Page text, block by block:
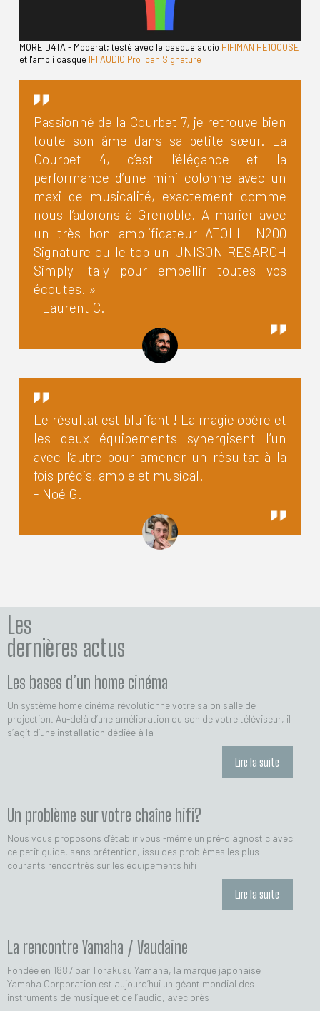
MORE D4TA - Moderat; testé avec le casque audio HIFIMAN HE1000SE
et l'ampli casque IFI AUDIO Pro Ican Signature
Passionné de la Courbet 7, je retrouve bien
toute son âme dans sa petite sœur. La
Courbet 4, c’est l’élégance et la
performance d’une mini colonne avec un
maxi de musicalité, exactement comme
nous l’adorons à Grenoble. A marier avec
un très bon amplificateur ATOLL IN200
Signature ou le top un UNISON RESARCH
Simply Italy pour embellir toutes vos
écoutes. »
- Laurent C.
Le résultat est bluffant ! La magie opère et
les deux équipements synergisent l’un
avec l’autre pour amener un résultat à la
fois précis, ample et musical.
- Noé G.
Les
dernières actus
Les bases d’un home cinéma
Un système home cinéma révolutionne votre salon salle de
projection. Au-delà d’une amélioration du son de votre téléviseur, il
s’agit d’une installation dédiée à la
Lire la suite
Un problème sur votre chaîne hifi?
Nous vous proposons d’établir vous -même un pré-diagnostic avec
ce petit guide, sans prétention, issu des problèmes les plus
courants rencontrés sur les équipements hifi
Lire la suite
La rencontre Yamaha / Vaudaine
Fondée en 1887 par Torakusu Yamaha, la marque japonaise
Yamaha Corporation est aujourd’hui un géant mondial des
instruments de musique et de l’audio, avec près